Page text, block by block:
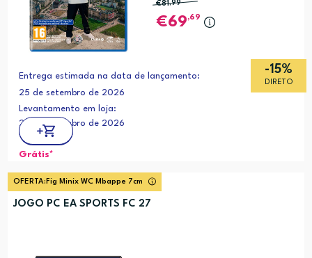
-15%
DIRETO
€81,99
69,69
Entrega estimada na data de lançamento:
25 de setembro de 2026
Levantamento em loja:
25 de setembro de 2026
Grátis*
OFERTA: Fig Minix WC Mbappe 7cm
JOGO PC EA SPORTS FC 27